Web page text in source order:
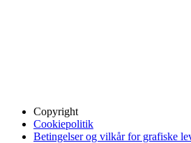
Copyright
Cookiepolitik
Betingelser og vilkår for grafiske